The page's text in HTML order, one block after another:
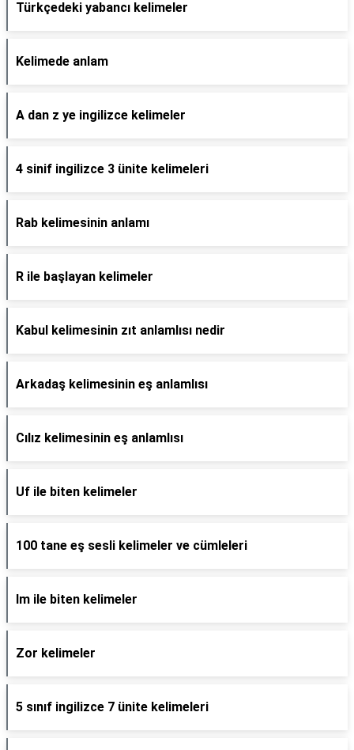
Türkçedeki yabancı kelimeler
Kelimede anlam
A dan z ye ingilizce kelimeler
4 sinif ingilizce 3 ünite kelimeleri
Rab kelimesinin anlamı
R ile başlayan kelimeler
Kabul kelimesinin zıt anlamlısı nedir
Arkadaş kelimesinin eş anlamlısı
Cılız kelimesinin eş anlamlısı
Uf ile biten kelimeler
100 tane eş sesli kelimeler ve cümleleri
Im ile biten kelimeler
Zor kelimeler
5 sınıf ingilizce 7 ünite kelimeleri